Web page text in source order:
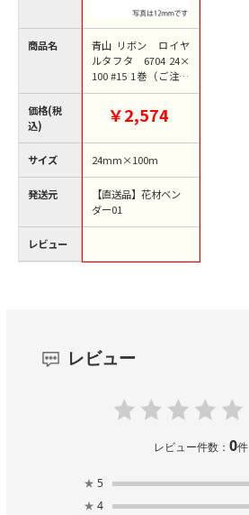
商品名
価格(税
込)
サイズ
発送元
レビュー
青山 リボン ロイヤ
ルタフタ 6704 24×
100 #15 1巻（ご注文
単位1巻）【直送品】
￥2,574
24mm×100m
【直送品】花材ベン
ダー01
レビュー
レビュー件数：0件
★ 5
★ 4